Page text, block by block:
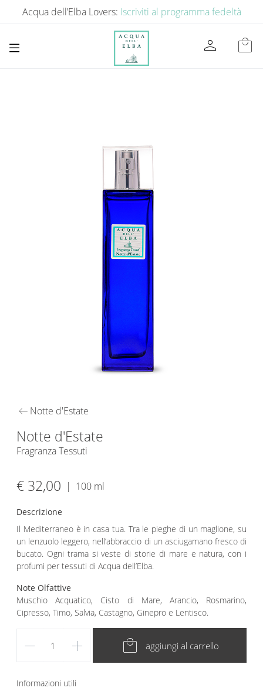
Acqua dell’Elba Lovers: Iscriviti al programma fedeltà
person local_mall
arrow_left_alt Notte d'Estate
Notte d'Estate
Fragranza Tessuti
€ 32,00 | 100 ml
Descrizione
Il Mediterraneo è in casa tua. Tra le pieghe di un maglione, su
un lenzuolo leggero, nell’abbraccio di un asciugamano fresco di
bucato. Ogni trama si veste di storie di mare e natura, con i
profumi per tessuti di Acqua dell’Elba.
Note Olfattive
Muschio Acquatico, Cisto di Mare, Arancio, Rosmarino,
Cipresso, Timo, Salvia, Castagno, Ginepro e Lentisco.
remove add local_mall aggiungi al carrello
Informazioni utili